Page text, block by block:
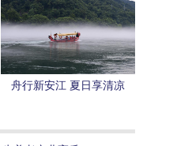
机器人”未来
舟行新安江 夏日享清凉